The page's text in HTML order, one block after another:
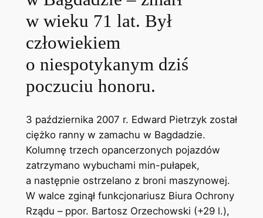
w wieku 71 lat. Był
człowiekiem
o niespotykanym dziś
poczuciu honoru.
3 października 2007 r. Edward Pietrzyk został
ciężko ranny w zamachu w Bagdadzie.
Kolumnę trzech opancerzonych pojazdów
zatrzymano wybuchami min-pułapek,
a następnie ostrzelano z broni maszynowej.
W walce zginął funkcjonariusz Biura Ochrony
Rządu – ppor. Bartosz Orzechowski (+29 l.),